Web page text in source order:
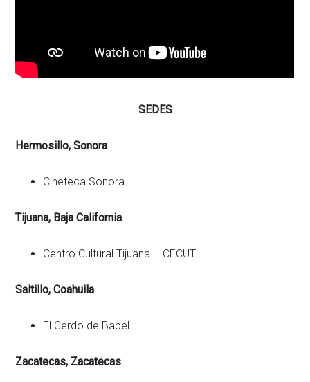
SEDES
Hermosillo, Sonora
Cineteca Sonora
Tijuana, Baja California
Centro Cultural Tijuana – CECUT
Saltillo, Coahuila
El Cerdo de Babel
Zacatecas, Zacatecas